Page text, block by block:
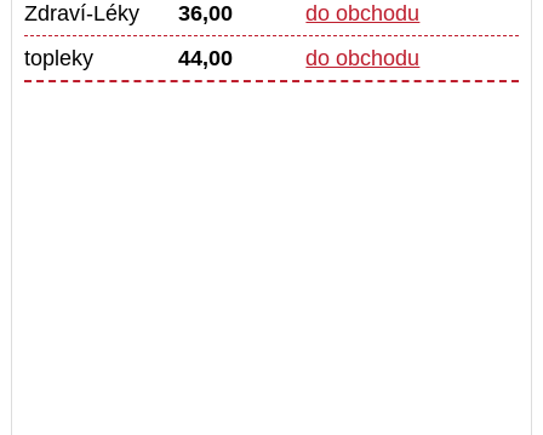
Zdraví-Léky 36,00
do obchodu
topleky
44,00 do obchodu